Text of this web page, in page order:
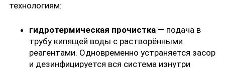
технологиям:
гидротермическая прочистка — подача в
трубу кипящей воды с растворёнными
реагентами. Одновременно устраняется засор
и дезинфицируется вся система изнутри